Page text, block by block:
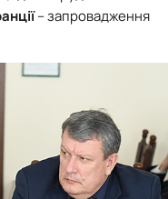
– запровадження